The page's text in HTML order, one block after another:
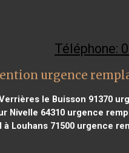
Téléphone:
urgence
le Buisson 91370
Nivelle 64310 urgence
Louhans 71500urgence